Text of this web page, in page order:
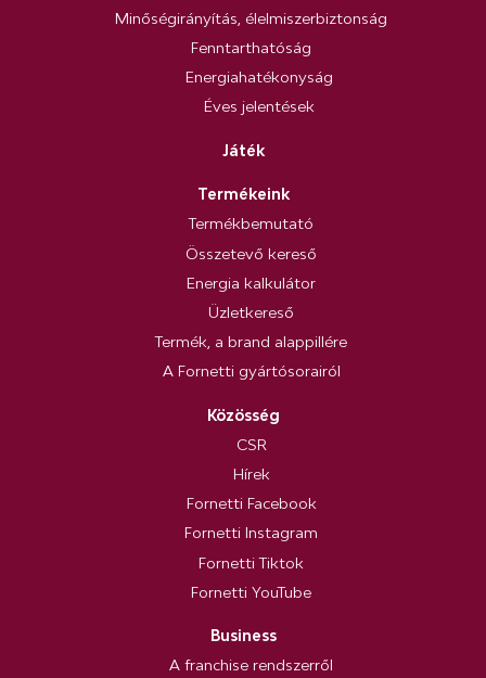
Minőségirányítás, élelmiszerbiztonság
Fenntarthatóság
Energiahatékonyság
Éves jelentések
Játék
Termékeink
Termékbemutató
Összetevő kereső
Energia kalkulátor
Üzletkereső
Termék, a brand alappillére
A Fornetti gyártósorairól
Közösség
CSR
Hírek
Fornetti Facebook
Fornetti Instagram
Fornetti Tiktok
Fornetti YouTube
Business
A franchise rendszerről